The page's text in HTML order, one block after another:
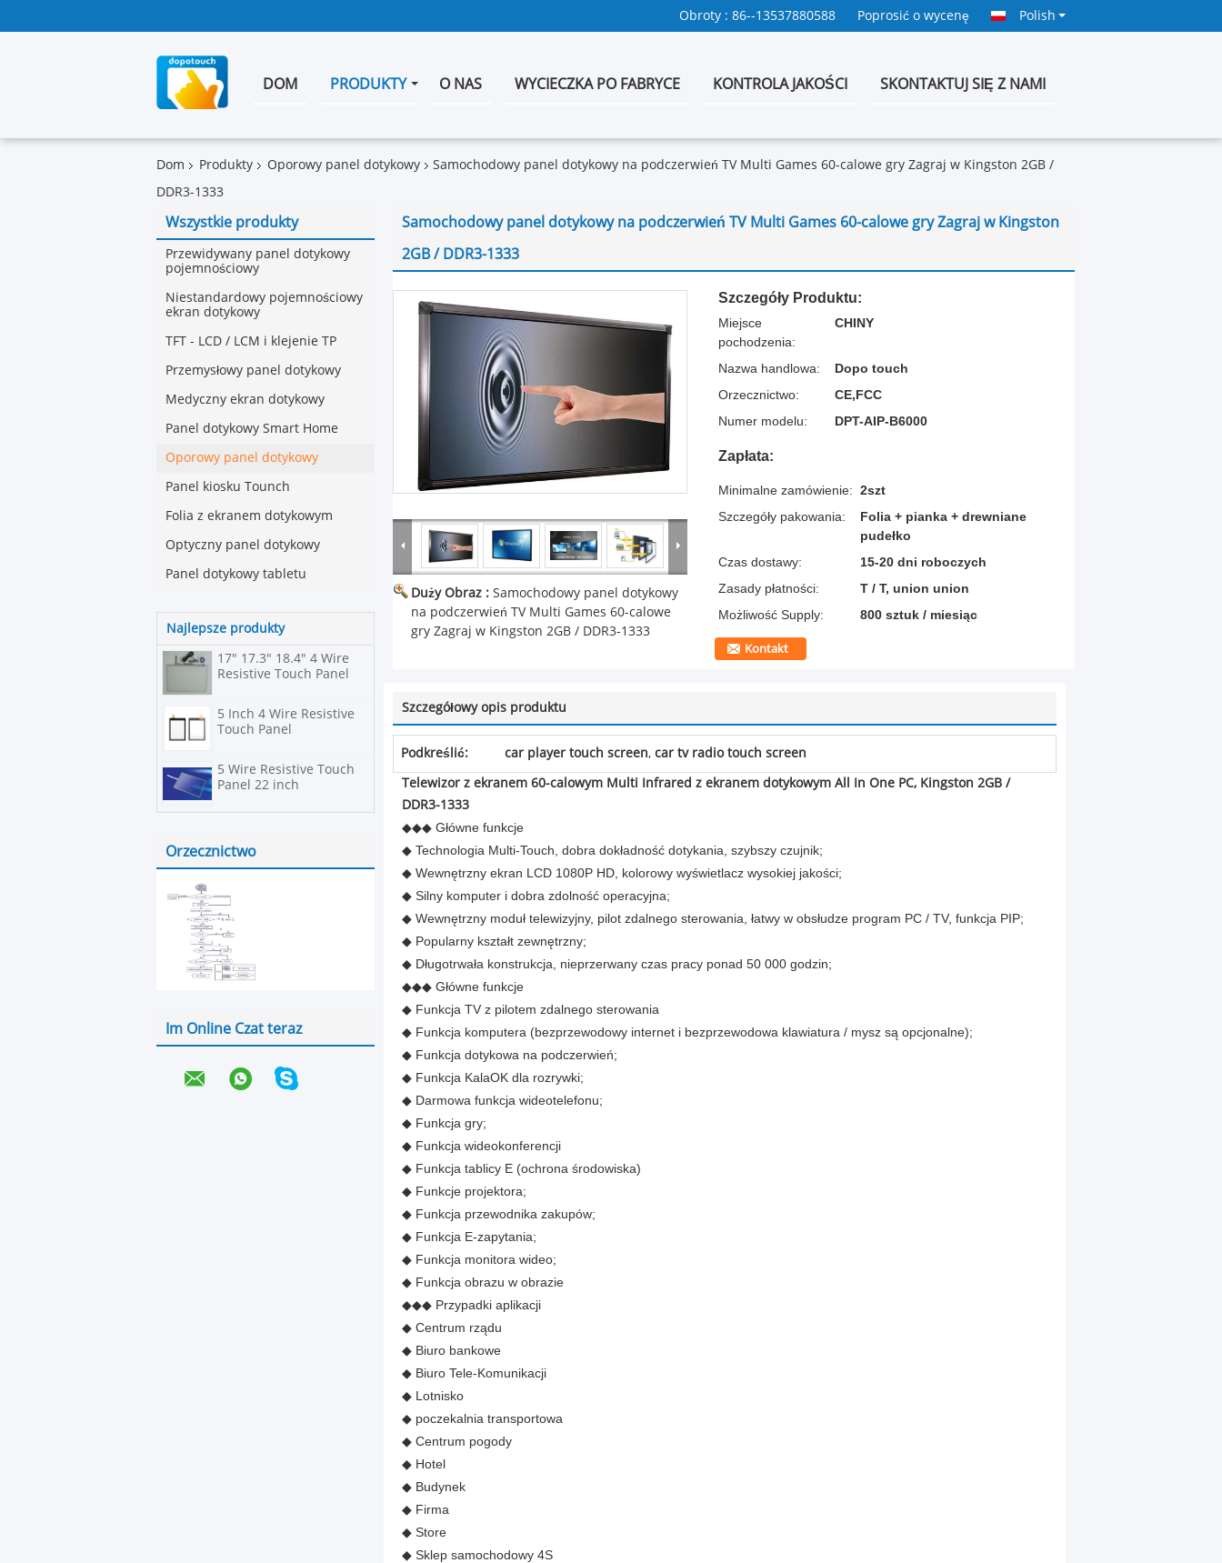
Obroty : 86--13537880588 Poprosić o wycenę Polish
DOM PRODUKTY O NAS WYCIECZKA PO FABRYCE KONTROLA JAKOŚCI SKONTAKTUJ SIĘ Z NAMI
Dom Produkty Oporowy panel dotykowy
Samochodowy panel dotykowy na podczerwień TV Multi Games 60-calowe gry Zagraj w Kingston 2GB /
DDR3-1333
Wszystkie produkty
Przewidywany panel dotykowy
pojemnościowy
Niestandardowy pojemnościowy
ekran dotykowy
TFT - LCD / LCM i klejenie TP
Przemysłowy panel dotykowy
Medyczny ekran dotykowy
Panel dotykowy Smart Home
Oporowy panel dotykowy
Panel kiosku Tounch
Folia z ekranem dotykowym
Optyczny panel dotykowy
Panel dotykowy tabletu
Najlepsze produkty
17" 17.3" 18.4" 4 Wire
Resistive Touch Panel
5 Inch 4 Wire Resistive
Touch Panel
5 Wire Resistive Touch
Panel 22 inch
Orzecznictwo
Im Online Czat teraz
Samochodowy panel dotykowy na podczerwień TV Multi Games 60-calowe gry Zagraj w Kingston
2GB / DDR3-1333
Duży Obraz : Samochodowy panel dotykowy
na podczerwień TV Multi Games 60-calowe
gry Zagraj w Kingston 2GB / DDR3-1333
Szczegóły Produktu:
Miejsce
pochodzenia:
CHINY
Nazwa handlowa:
Dopo touch
Orzecznictwo:
CE,FCC
Numer modelu:
DPT-AIP-B6000
Zapłata:
Minimalne zamówienie: 2szt
Szczegóły pakowania:
Folia + pianka + drewniane
pudełko
Czas dostawy:
15-20 dni roboczych
Zasady płatności:
T / T, union union
Możliwość Supply:
800 sztuk / miesiąc
Kontakt
Szczegółowy opis produktu
Podkreślić: car player touch screen, car tv radio touch screen
Telewizor z ekranem 60-calowym Multi Infrared z ekranem dotykowym All In One PC, Kingston 2GB /
DDR3-1333
◆◆◆ Główne funkcje
◆ Technologia Multi-Touch, dobra dokładność dotykania, szybszy czujnik;
◆ Wewnętrzny ekran LCD 1080P HD, kolorowy wyświetlacz wysokiej jakości;
◆ Silny komputer i dobra zdolność operacyjna;
◆ Wewnętrzny moduł telewizyjny, pilot zdalnego sterowania, łatwy w obsłudze program PC / TV, funkcja PIP;
◆ Popularny kształt zewnętrzny;
◆ Długotrwała konstrukcja, nieprzerwany czas pracy ponad 50 000 godzin;
◆◆◆ Główne funkcje
◆ Funkcja TV z pilotem zdalnego sterowania
◆ Funkcja komputera (bezprzewodowy internet i bezprzewodowa klawiatura / mysz są opcjonalne);
◆ Funkcja dotykowa na podczerwień;
◆ Funkcja KalaOK dla rozrywki;
◆ Darmowa funkcja wideotelefonu;
◆ Funkcja gry;
◆ Funkcja wideokonferencji
◆ Funkcja tablicy E (ochrona środowiska)
◆ Funkcje projektora;
◆ Funkcja przewodnika zakupów;
◆ Funkcja E-zapytania;
◆ Funkcja monitora wideo;
◆ Funkcja obrazu w obrazie
◆◆◆ Przypadki aplikacji
◆ Centrum rządu
◆ Biuro bankowe
◆ Biuro Tele-Komunikacji
◆ Lotnisko
◆ poczekalnia transportowa
◆ Centrum pogody
◆ Hotel
◆ Budynek
◆ Firma
◆ Store
◆ Sklep samochodowy 4S